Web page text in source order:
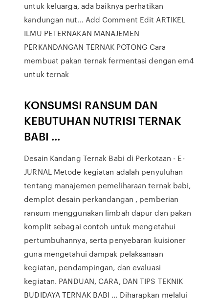
untuk keluarga, ada baiknya perhatikan
kandungan nut… Add Comment Edit ARTIKEL
ILMU PETERNAKAN MANAJEMEN
PERKANDANGAN TERNAK POTONG Cara
membuat pakan ternak fermentasi dengan em4
untuk ternak
KONSUMSI RANSUM DAN
KEBUTUHAN NUTRISI TERNAK
BABI ...
Desain Kandang Ternak Babi di Perkotaan - E-
JURNAL Metode kegiatan adalah penyuluhan
tentang manajemen pemeliharaan ternak babi,
demplot desain perkandangan , pemberian
ransum menggunakan limbah dapur dan pakan
komplit sebagai contoh untuk mengetahui
pertumbuhannya, serta penyebaran kuisioner
guna mengetahui dampak pelaksanaan
kegiatan, pendampingan, dan evaluasi
kegiatan. PANDUAN, CARA, DAN TIPS TEKNIK
BUDIDAYA TERNAK BABI … Diharapkan melalui